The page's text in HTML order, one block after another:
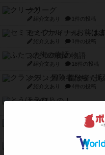
クリーグ
紹介文あり 1件の投稿
セミファイナル ～お
紹介文あり 1件の投稿
ふたつの街の物語
紹介文あり 18件の投稿
クランク! ：冒険者たち
紹介文あり 4件の投稿
とうほうの！
スターマイン・ラミー